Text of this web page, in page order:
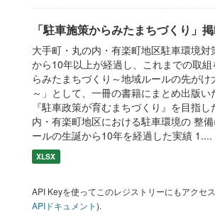
「駐車施策からみたまちづくり」
大手町・丸の内・有楽町地区駐車環境対
から10年以上が経過し、これまでの取
らみたまちづくり～地域ルールの先がけ
～」として、一冊の書籍にまとめ出版い
『駐車政策が育むまちづくり』を目指
内・有楽町地区における駐車環境の 整
ールの生誕から10年を経過した実績 1....
XLSX
API Keyを使ってこのレジストリーにもアクセ
APIドキュメント).